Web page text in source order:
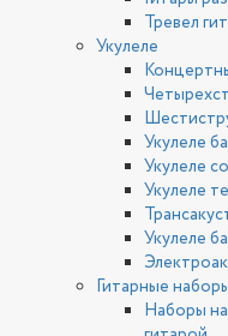
Тревел
Укулеле
Укулеле
Укулеле
Укулеле
Укулеле
Гитарные
Наборы